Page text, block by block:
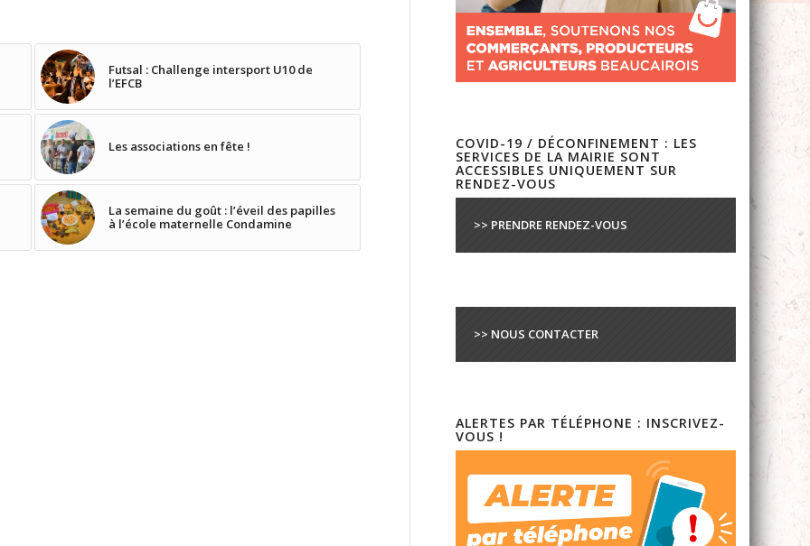
Futsal : Challenge intersport U10 de
l’EFCB
Les associations en fête !
La semaine du goût : l’éveil des papilles
à l’école maternelle Condamine
COVID-19 / DÉCONFINEMENT : LES
SERVICES DE LA MAIRIE SONT
ACCESSIBLES UNIQUEMENT SUR
RENDEZ-VOUS
>> PRENDRE RENDEZ-VOUS
>> NOUS CONTACTER
ALERTES PAR TÉLÉPHONE : INSCRIVEZ-
VOUS !